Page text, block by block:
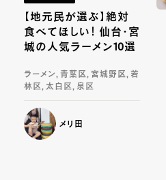
【地元民が選ぶ】絶対
食べてほしい！ 仙台・宮
城の人気ラーメン10選
ラーメン, 青葉区, 宮城野区, 若
林区, 太白区, 泉区
メリ田